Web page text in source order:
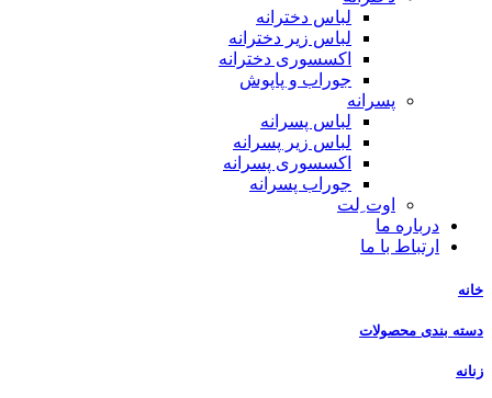
لباس دخترانه
لباس زیر دخترانه
اکسسوری دخترانه
جوراب و پاپوش
پسرانه
لباس پسرانه
لباس زیر پسرانه
اکسسوری پسرانه
جوراب پسرانه
اوت ِلت
درباره ما
ارتباط با ما
خانه
دسته بندی محصولات
زنانه